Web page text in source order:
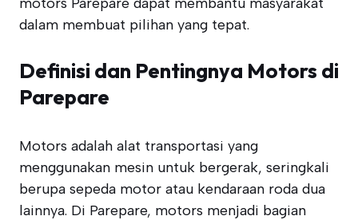
dalam membuat pilihan yang tepat.
Definisi dan Pentingnya Motors di
Parepare
Motors adalah alat transportasi yang
menggunakan mesin untuk bergerak, seringkali
berupa sepeda motor atau kendaraan roda dua
lainnya. Di Parepare, motors menjadi bagian